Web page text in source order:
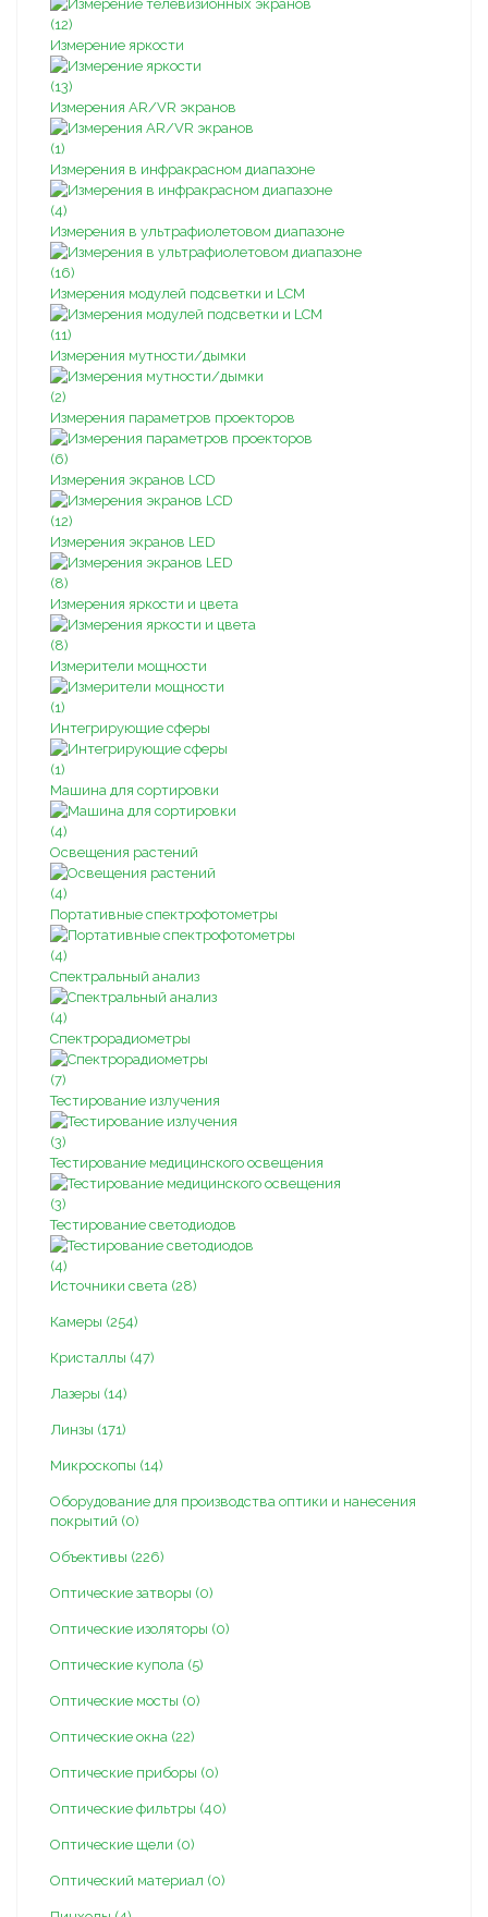
(12)
Измерение яркости
(13)
Измерения AR/VR экранов
(1)
Измерения в инфракрасном диапазоне
(4)
Измерения в ультрафиолетовом диапазоне
(16)
Измерения модулей подсветки и LCM
(11)
Измерения мутности/дымки
(2)
Измерения параметров проекторов
(6)
Измерения экранов LCD
(12)
Измерения экранов LED
(8)
Измерения яркости и цвета
(8)
Измерители мощности
(1)
Интегрирующие сферы
(1)
Машина для сортировки
(4)
Освещения растений
(4)
Портативные спектрофотометры
(4)
Спектральный анализ
(4)
Спектрорадиометры
(7)
Тестирование излучения
(3)
Тестирование медицинского освещения
(3)
Тестирование светодиодов
(4)
Источники света (28)
Камеры (254)
Кристаллы (47)
Лазеры (14)
Линзы (171)
Микроскопы (14)
Оборудование для производства оптики и нанесения
покрытий (0)
Объективы (226)
Оптические затворы (0)
Оптические изоляторы (0)
Оптические купола (5)
Оптические мосты (0)
Оптические окна (22)
Оптические приборы (0)
Оптические фильтры (40)
Оптические щели (0)
Оптический материал (0)